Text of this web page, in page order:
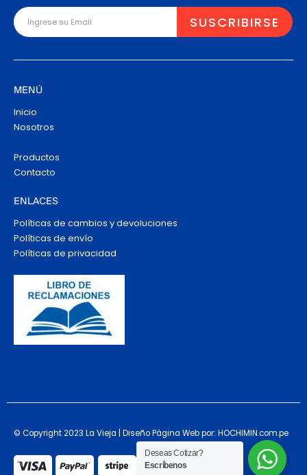
MENÚ
Inicio
Nosotros
Productos
Contacto
ENLACES
Políticas de cambios y devoluciones
Políticas de envío
Políticas de privacidad
© Copyright 2023 La Vieja | Diseño Página Web por: HOCHIMIN.com.pe
Deseas Cotizar?
Escríbenos